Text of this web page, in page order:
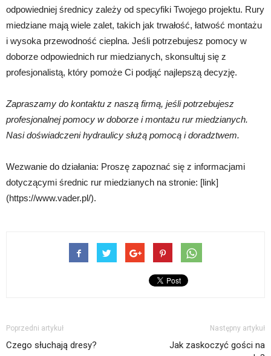
odpowiedniej średnicy zależy od specyfiki Twojego projektu. Rury
miedziane mają wiele zalet, takich jak trwałość, łatwość montażu
i wysoka przewodność cieplna. Jeśli potrzebujesz pomocy w
doborze odpowiednich rur miedzianych, skonsultuj się z
profesjonalistą, który pomoże Ci podjąć najlepszą decyzję.
Zapraszamy do kontaktu z naszą firmą, jeśli potrzebujesz
profesjonalnej pomocy w doborze i montażu rur miedzianych.
Nasi doświadczeni hydraulicy służą pomocą i doradztwem.
Wezwanie do działania: Proszę zapoznać się z informacjami
dotyczącymi średnic rur miedzianych na stronie: [link]
(https://www.vader.pl/).
Poprzedni artykuł
Czego słuchają dresy?
Następny artykuł
Jak zaskoczyć gości na